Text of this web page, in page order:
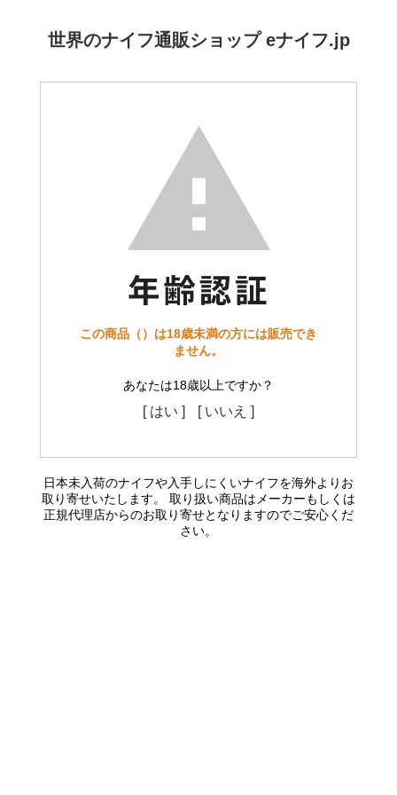
世界のナイフ通販ショップ eナイフ.jp
この商品（）は18歳未満の方には販売でき
ません。
あなたは18歳以上ですか？
[ はい ] [ いいえ ]
日本未入荷のナイフや入手しにくいナイフを海外よりお
取り寄せいたします。 取り扱い商品はメーカーもしくは
正規代理店からのお取り寄せとなりますのでご安心くだ
さい。